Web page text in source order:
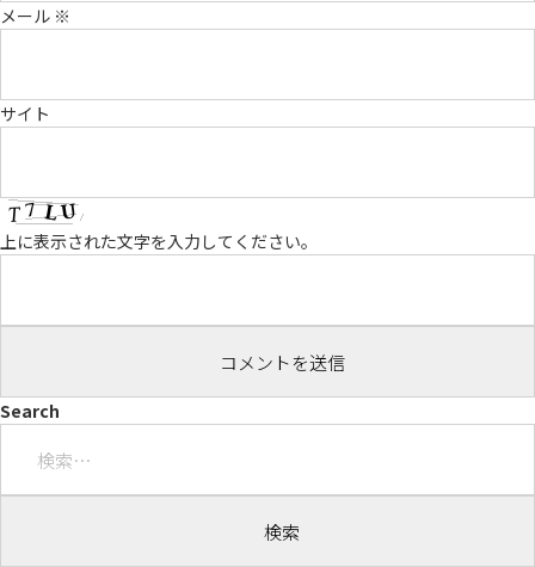
メール ※
サイト
上に表示された文字を入力してください。
Search